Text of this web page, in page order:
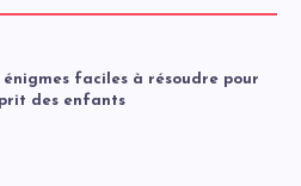
énigmes faciles à résoudre pour
des enfants